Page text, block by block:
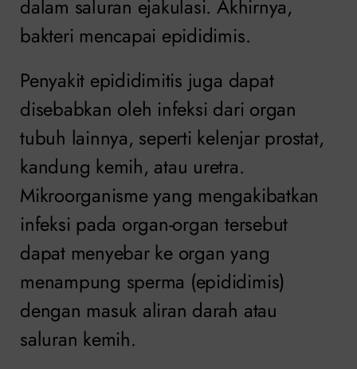
dalam saluran ejakulasi. Akhirnya,
bakteri mencapai epididimis.
Penyakit epididimitis juga dapat
disebabkan oleh infeksi dari organ
tubuh lainnya, seperti kelenjar prostat,
kandung kemih, atau uretra.
Mikroorganisme yang mengakibatkan
infeksi pada organ-organ tersebut
dapat menyebar ke organ yang
menampung sperma (epididimis)
dengan masuk aliran darah atau
saluran kemih.